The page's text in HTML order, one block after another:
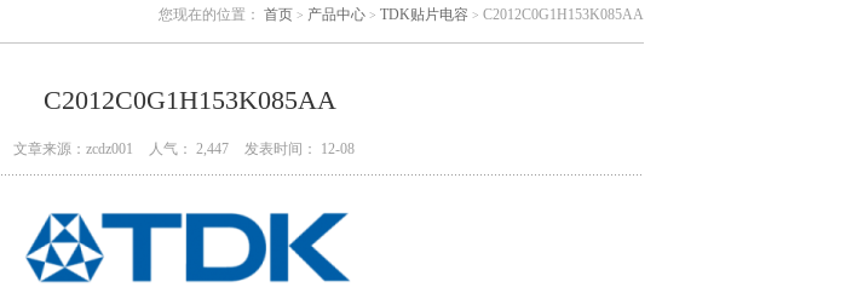
您现在的位置： 首页 > 产品中心 > TDK贴片电容 > C2012C0G1H153K085AA
C2012C0G1H153K085AA
文章来源：zcdz001 人气： 2,447 发表时间： 12-08